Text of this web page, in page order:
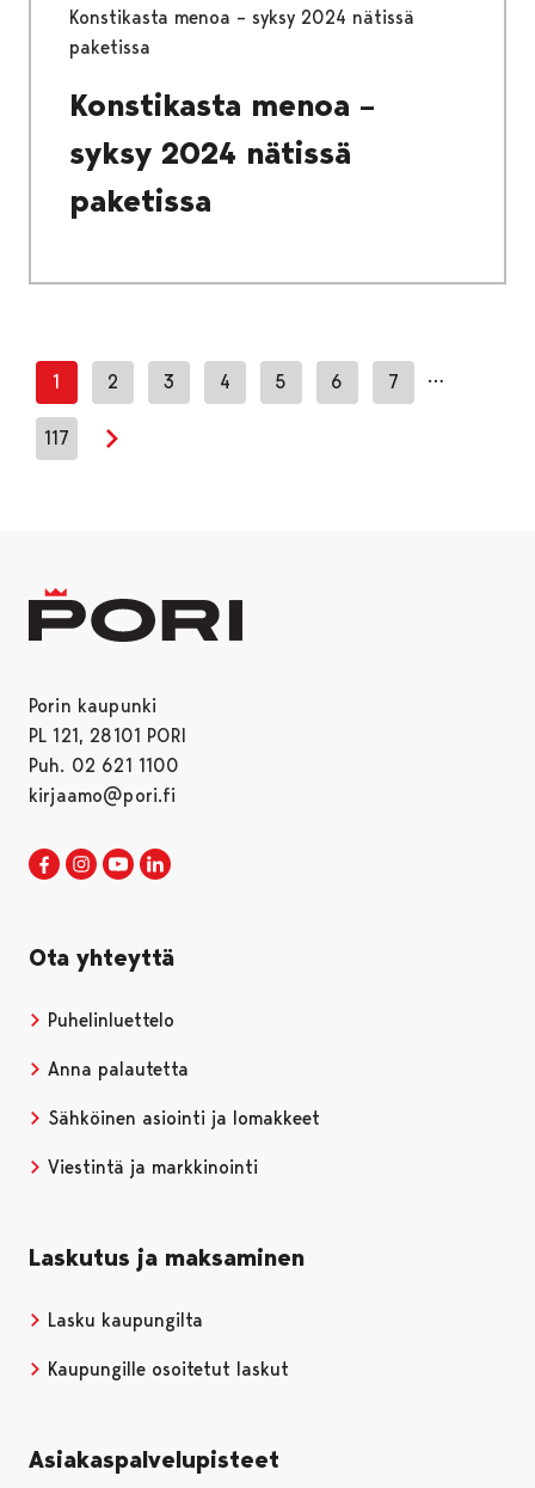
Konstikasta menoa – syksy 2024 nätissä
paketissa
Konstikasta menoa –
syksy 2024 nätissä
paketissa
1 2 3 4 5 6 7 …
117
Porin kaupunki
PL 121, 28101 PORI
Puh. 02 621 1100
kirjaamo@pori.fi
Porin kaupunki Facebookissa
Avautuu uudessa välilehdessä
Porin kaupunki Instagramissa
Avautuu uudessa välilehdessä
Porin kaupunki Youtubessa
Avautuu uudessa välilehdessä
Ota yhteyttä
Puhelinluettelo
Anna palautetta
Sähköinen asiointi ja lomakkeet
Viestintä ja markkinointi
Laskutus ja maksaminen
Lasku kaupungilta
Kaupungille osoitetut laskut
Asiakaspalvelupisteet